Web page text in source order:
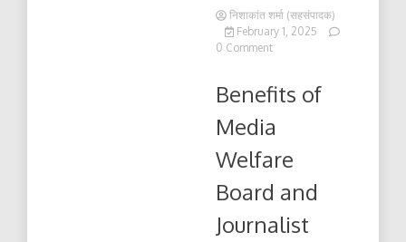
निशाकांत शर्मा (सहसंपादक)
February 1, 2025
0 Commenton
Media
Board
Journalist
Worker
Act
Benefits of
Media
Welfare
Board and
Journalist